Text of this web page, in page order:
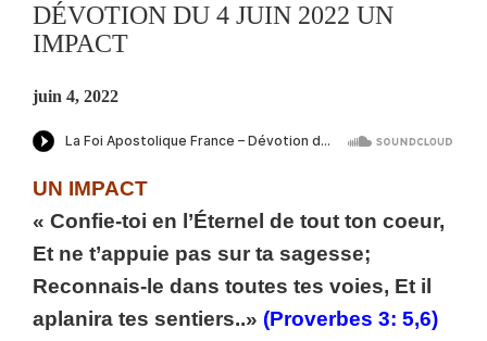
DÉVOTION DU 4 JUIN 2022 UN
IMPACT
juin 4, 2022
UN IMPACT
« Confie-toi en l’Éternel de tout ton coeur,
Et ne t’appuie pas sur ta sagesse;
Reconnais-le dans toutes tes voies, Et il
aplanira tes sentiers..» (Proverbes 3: 5,6)